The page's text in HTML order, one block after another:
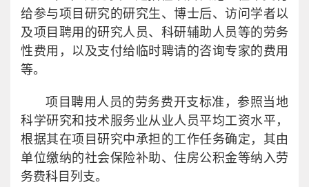
给参与项目研究的研究生、博士后、访问学者以
及项目聘用的研究人员、科研辅助人员等的劳务
性费用，以及支付给临时聘请的咨询专家的费用
等。
项目聘用人员的劳务费开支标准，参照当地
科学研究和技术服务业从业人员平均工资水平，
根据其在项目研究中承担的工作任务确定，其由
单位缴纳的社会保险补助、住房公积金等纳入劳
务费科目列支。